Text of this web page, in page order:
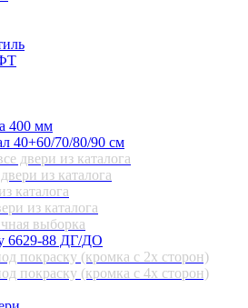
400 мм
40+60/70/80/90 см
двери из каталога
из каталога
каталога
из каталога
выборка
6629-88 ДГ/ДО
покраску (кромка с 2х сторон)
покраску (кромка с 4х сторон)